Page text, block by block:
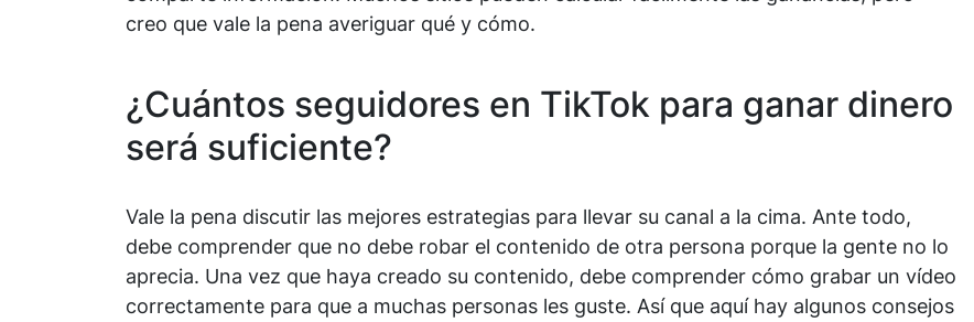
creo que vale la pena averiguar qué y cómo.
¿Cuántos seguidores en TikTok para ganar dinero
será suficiente?
Vale la pena discutir las mejores estrategias para llevar su canal a la cima. Ante todo,
debe comprender que no debe robar el contenido de otra persona porque la gente no lo
aprecia. Una vez que haya creado su contenido, debe comprender cómo grabar un vídeo
correctamente para que a muchas personas les guste. Así que aquí hay algunos consejos